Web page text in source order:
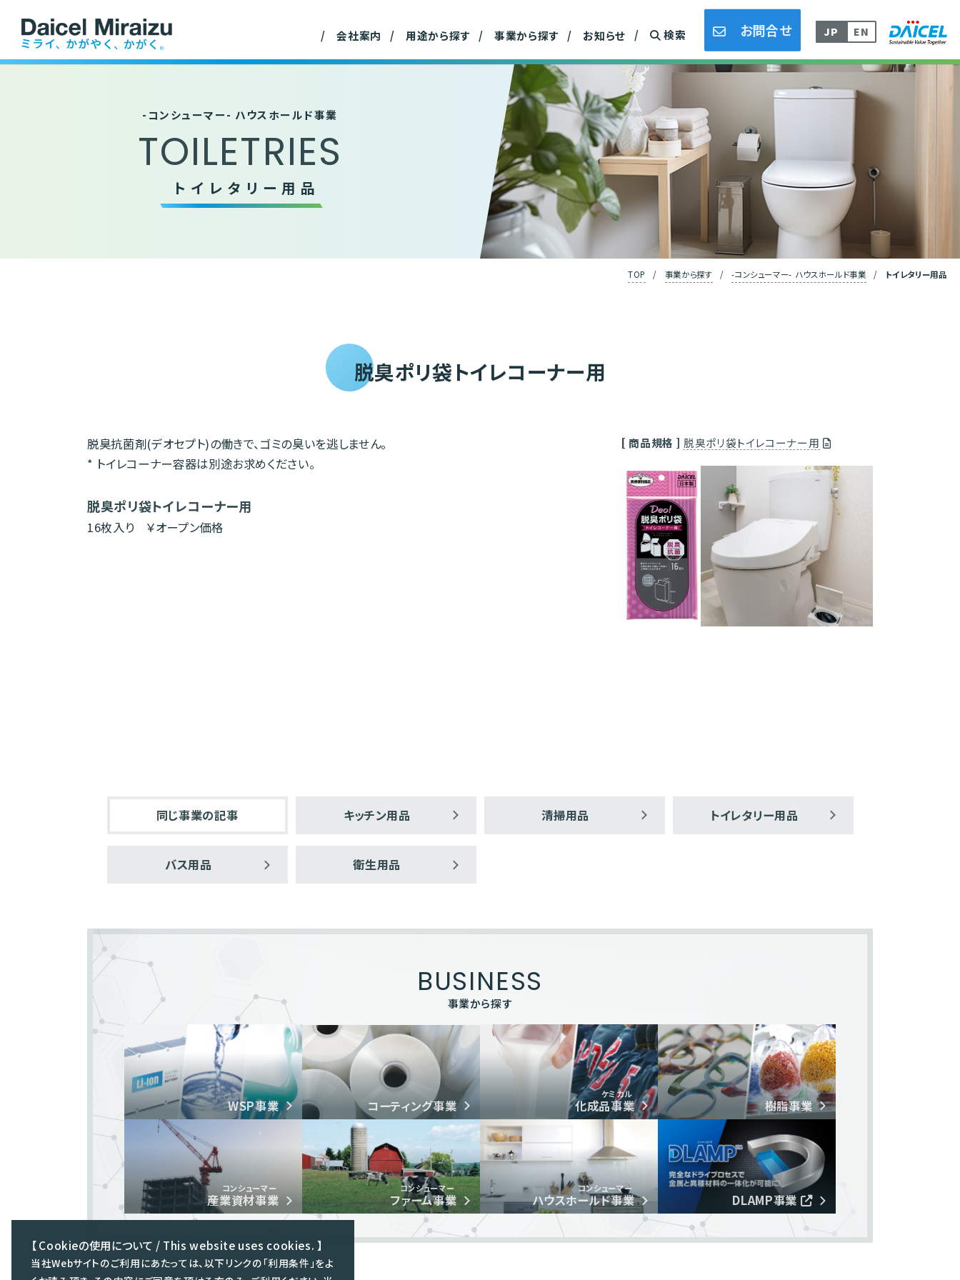
会社案内
業務内容 採用情報
用途から探す
医療・医薬
事業から探す
ファーム事業 DLAMP/熱接着フィルム事業
お知らせ 検索 お問合せ JP EN
-コンシューマー- ハウスホールド事業
TOILETRIES
トイレタリー用品
TOP / 事業から探す / -コンシューマー- ハウスホールド事業 / トイレタリー用品
脱臭ポリ袋トイレコーナー用
脱臭抗菌剤(デオセプト)の働きで、ゴミの臭いを逃しません。
* トイレコーナー容器は別途お求めください。
脱臭ポリ袋トイレコーナー用
16枚入り ￥オープン価格
[ 商品規格 ] 脱臭ポリ袋トイレコーナー用
同じ事業の記事 キッチン用品 清掃用品 トイレタリー用品
バス用品 衛生用品
BUSINESS
事業から探す
WSP事業 コーティング事業
ケミカル
化成品事業 樹脂事業
コンシューマー
産業資材事業
コンシューマー
ファーム事業
コンシューマー
ハウスホールド事業 DLAMP事業
【 Cookieの使用について / This website uses cookies. 】
当社Webサイトのご利用にあたっては、以下リンクの「利用条件」をよ